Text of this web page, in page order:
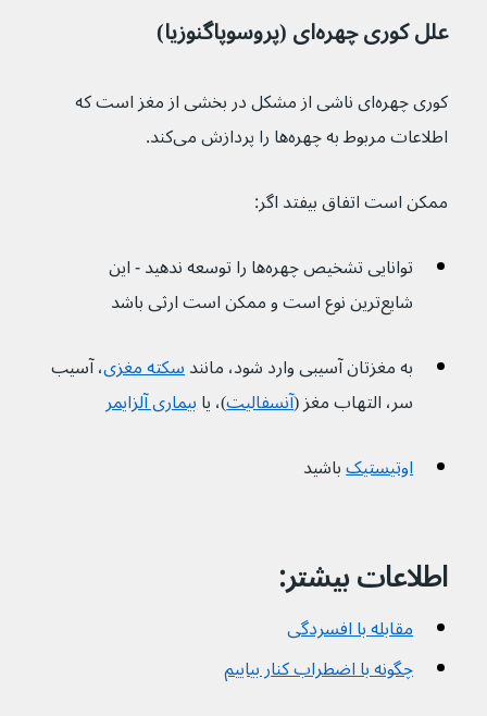
علل کوری چهره‌ای (پروسوپاگنوزیا)
کوری چهره‌ای ناشی از مشکل در بخشی از مغز است که
اطلاعات مربوط به چهره‌ها را پردازش می‌کند.
ممکن است اتفاق بیفتد اگر:
توانایی تشخیص چهره‌ها را توسعه ندهید - این
شایع‌ترین نوع است و ممکن است ارثی باشد
به مغزتان آسیبی وارد شود، مانند سکته مغزی، آسیب
سر، التهاب مغز (آنسفالیت)، یا بیماری آلزایمر
اوتیستیکباشید
اطلاعات بیشتر:
مقابله با افسردگی
چگونه با اضطراب کنار بیاییم